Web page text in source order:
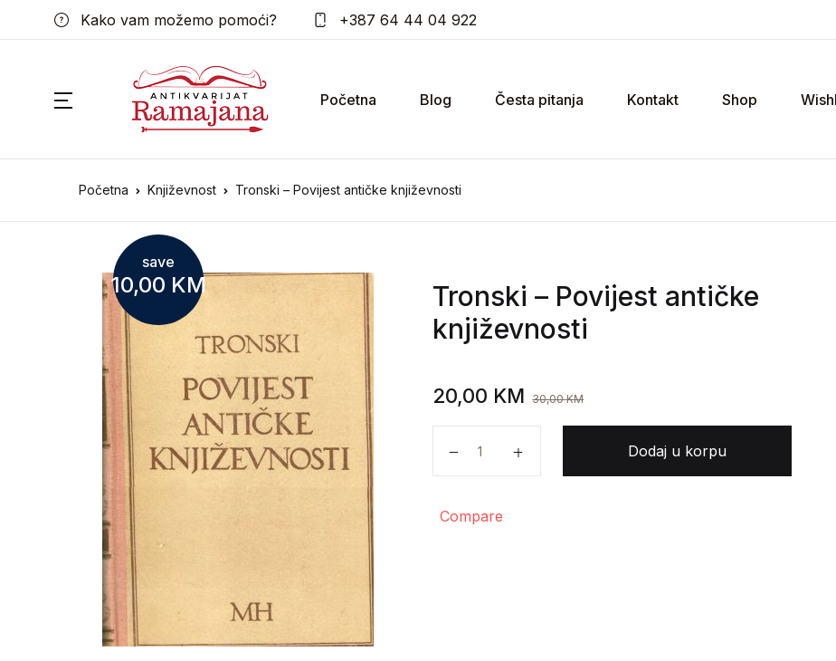
Kako vam možemo pomoći? +387 64 44 04 922
Početna Blog Česta pitanja Kontakt Shop
Početna Književnost Tronski – Povijest antičke književnosti
save
10,00 KM Tronski – Povijest antičke
književnosti
20,00 KM 30,00KM
Dodaj u korpu
Compare